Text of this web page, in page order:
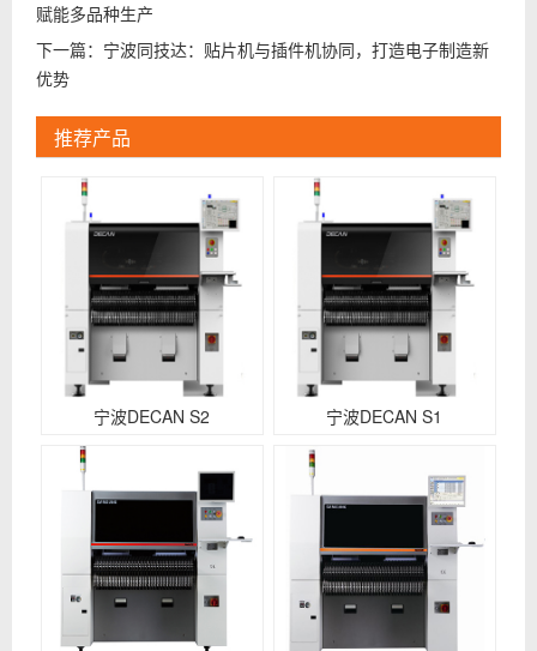
赋能多品种生产
下一篇： 宁波同技达：贴片机与插件机协同，打造电子制造新
优势
推荐产品
宁波DECAN S2 宁波DECAN S1